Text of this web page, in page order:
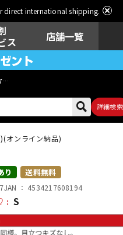
direct international shipping.
ス
店舗一覧
詳細検索
オンライン納品)
り 送料無料
JAN ： 4534217608194
： S